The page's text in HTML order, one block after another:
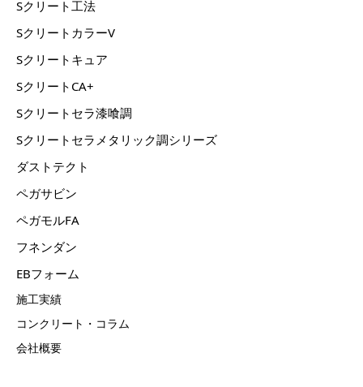
Sクリート工法
SクリートカラーV
Sクリートキュア
SクリートCA+
Sクリートセラ漆喰調
Sクリートセラメタリック調シリーズ
ダストテクト
ペガサビン
ペガモルFA
フネンダン
EBフォーム
施工実績
コンクリート・コラム
会社概要